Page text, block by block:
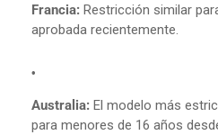
Francia: Restricción similar
aprobada recientemente.
Australia: El modelo más
para menores de 16 años